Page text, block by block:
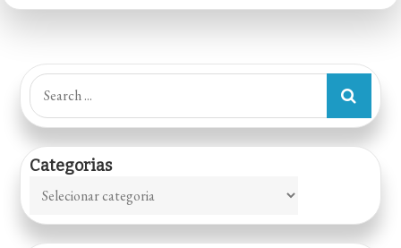
Search
for:
Categorias
Categorias